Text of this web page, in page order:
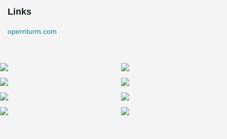
Links
opernturm.com